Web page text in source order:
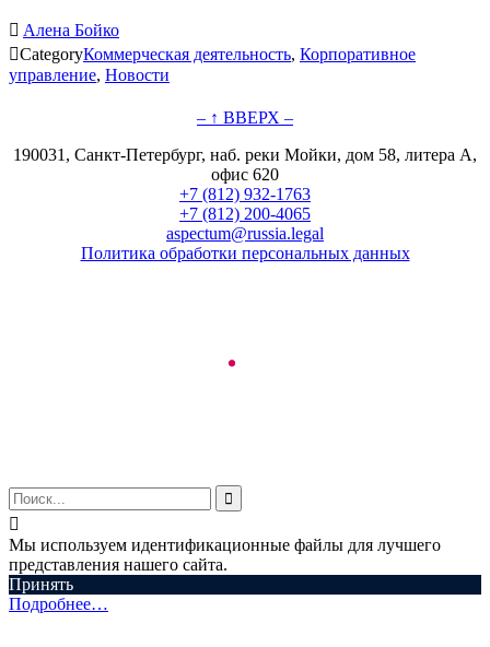
 Алена Бойко
CategoryКоммерческая деятельность, Корпоративное
управление, Новости
– ↑ ВВЕРХ –
190031, Санкт-Петербург, наб. реки Мойки, дом 58, литера А,
офис 620
+7 (812) 932-1763
+7 (812) 200-4065
aspectum@russia.legal
Политика обработки персональных данных


Мы используем идентификационные файлы для лучшего
представления нашего сайта.
Принять
Подробнее…